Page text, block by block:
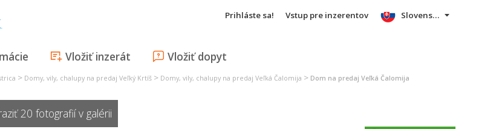
Prihláste sa! Vstup pre inzerentov
Vložiť inzerát Vložiť dopyt
Slovensky
> Domy, vily, chalupy na predaj Veľký Krtíš > Domy, vily, chalupy na predaj Veľká Čalomija > Dom na predaj Veľká Čalomija
20 fotografií v galérii